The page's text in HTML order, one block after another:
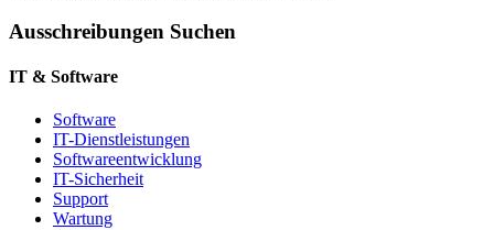
Ausschreibungen Suchen
IT & Software
Software
IT-Dienstleistungen
Softwareentwicklung
IT-Sicherheit
Support
Wartung